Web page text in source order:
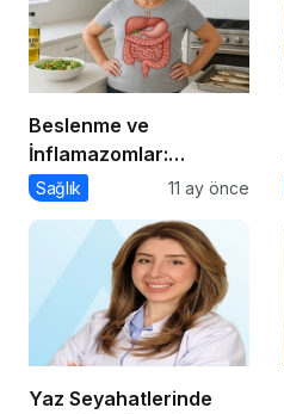
Beslenme ve
İnflamazomlar:
Bağırsaktan Hücre
Sessiz Savaş
Sağlık 11 ay önce
Yaz Seyahatlerinde